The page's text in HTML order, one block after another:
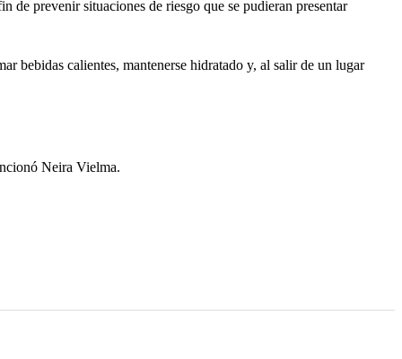
de prevenir situaciones de riesgo que se pudieran presentar
bebidas calientes, mantenerse hidratado y, al salir de un lugar
Neira Vielma.